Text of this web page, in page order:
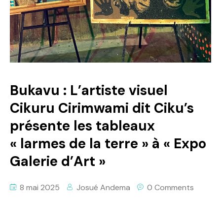
Politique
Technologies
Entreprenariat
Bukavu : L’artiste visuel
Cikuru Cirimwami dit Ciku’s
présente les tableaux
« larmes de la terre » à « Expo
Galerie d’Art »
8 mai 2025 Josué Andema 0 Comments